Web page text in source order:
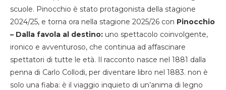
scuole. Pinocchio è stato protagonista della stagione
2024/25, e torna ora nella stagione 2025/26 con Pinocchio
– Dalla favola al destino: uno spettacolo coinvolgente,
ironico e avventuroso, che continua ad affascinare
spettatori di tutte le età. Il racconto nasce nel 1881 dalla
penna di Carlo Collodi, per diventare libro nel 1883. non è
solo una fiaba: è il viaggio inquieto di un’anima di legno